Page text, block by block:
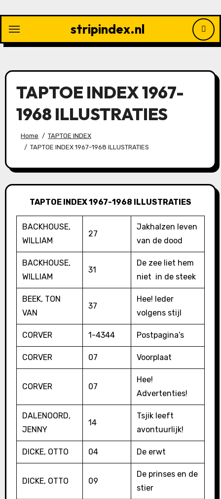
inhoud
stripindex.nl
TAPTOE INDEX 1967-
1968 ILLUSTRATIES
Home
TAPTOE INDEX
TAPTOE INDEX 1967-1968 ILLUSTRATIES
TAPTOE INDEX 1967-1968 ILLUSTRATIES
BACKHOUSE,
WILLIAM
27
Jakhalzen leven
van de dood
BACKHOUSE,
WILLIAM
31
De zee liet hem
niet in de steek
BEEK, TON
VAN
37
Hee! Ieder
volgens stijl
CORVER 1-4344 Postpagina’s
CORVER 07 Voorplaat
CORVER 07
Hee!
Advertenties!
DALENOORD,
JENNY
14
Tsjik leeft
avontuurlijk!
DICKE, OTTO 04 De erwt
DICKE, OTTO 09
De prinses en de
stier